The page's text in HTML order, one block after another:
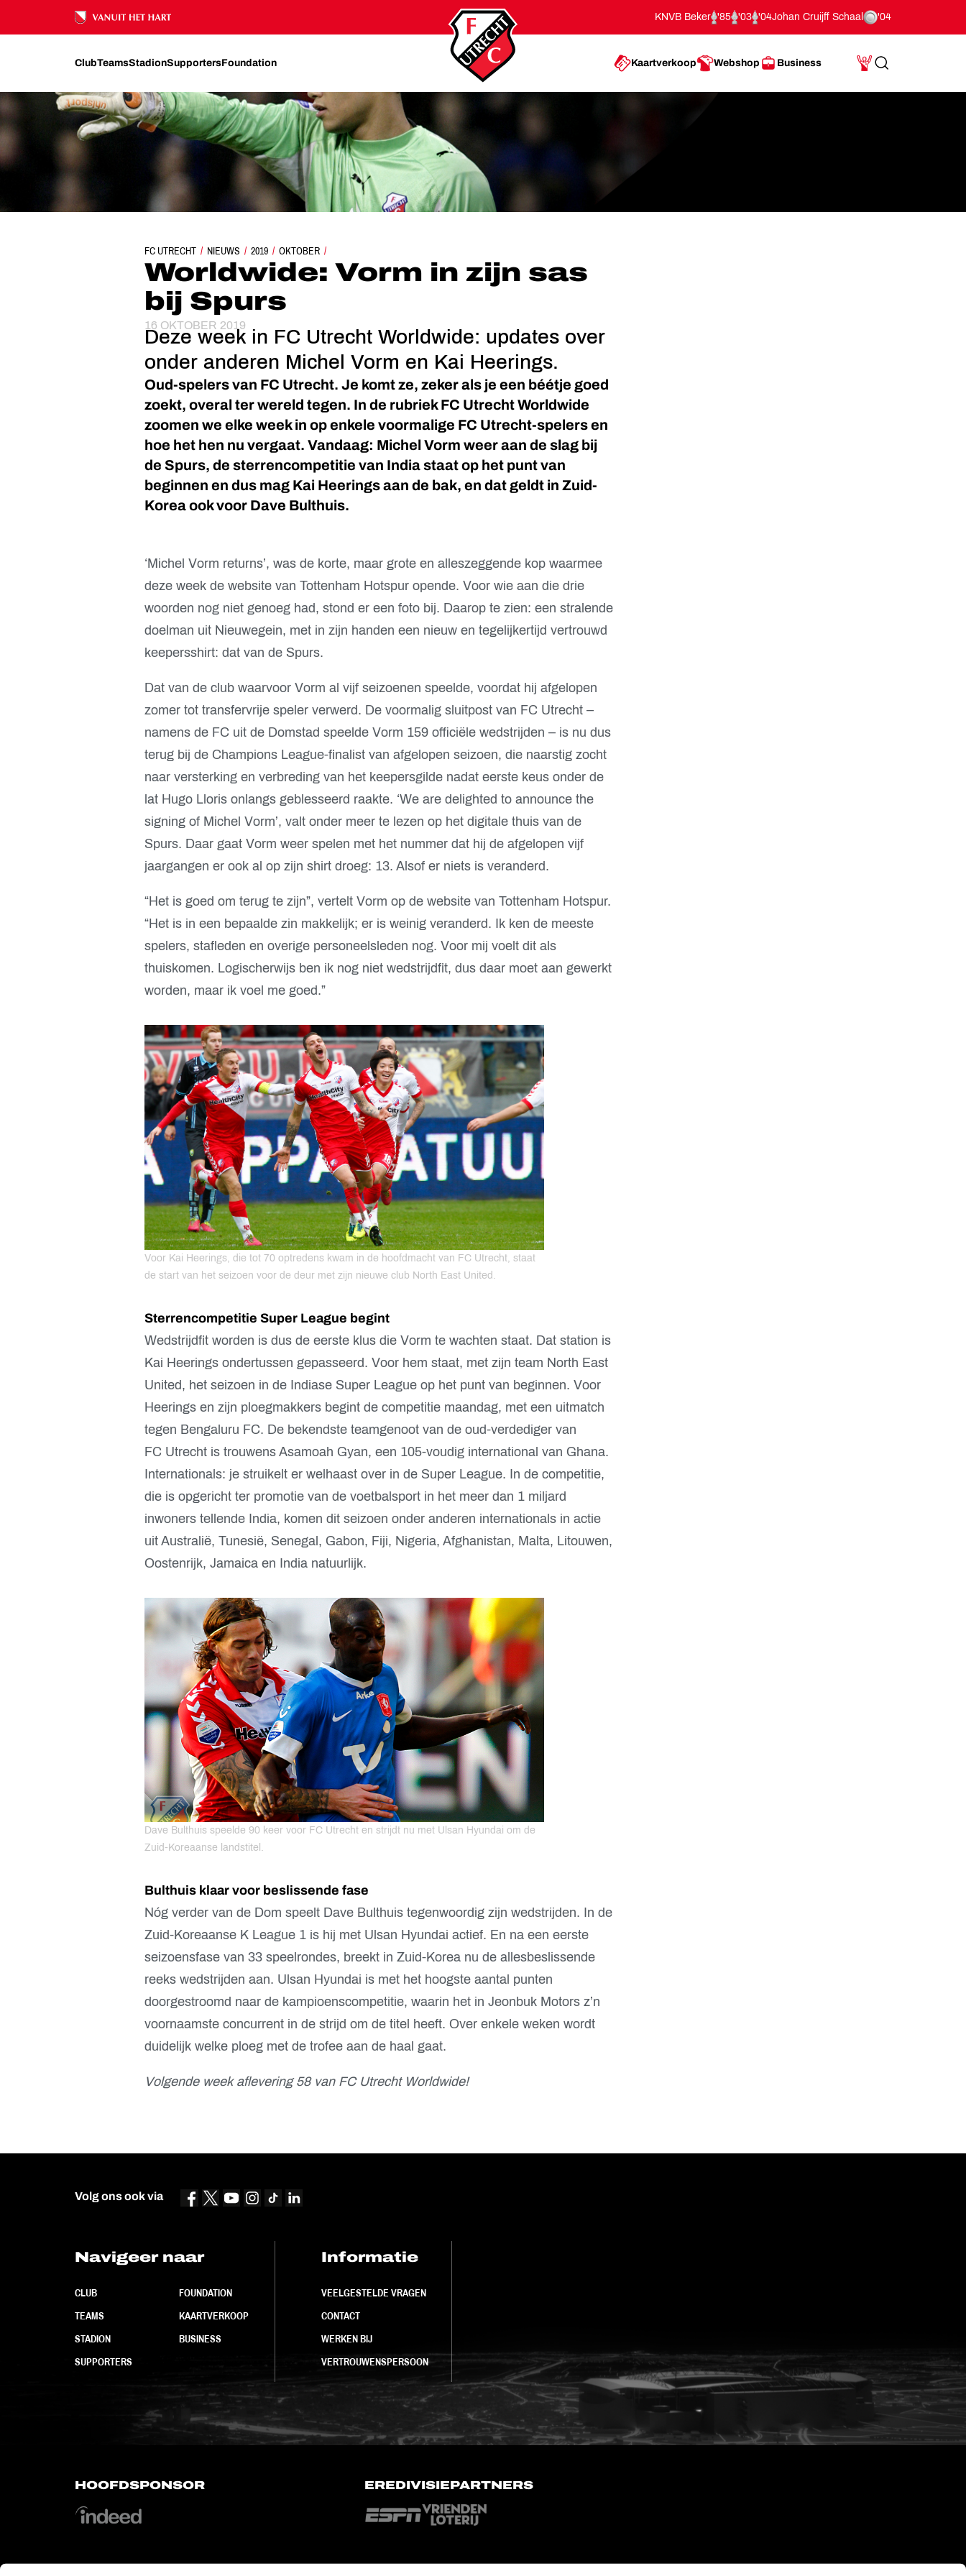
Ons nalatenschap
KNVB Beker '85 '03 '04Johan Cruijff Schaal '04
ClubTeamsStadionSupportersFoundation Kaartverkoop Webshop Business
Mijn Account
Search
FC UTRECHT NIEUWS 2019 OKTOBER
WORLDWIDE: VORM IN ZIJN SAS BIJ SPURS
Worldwide: Vorm in zijn sas
bij Spurs
16 OKTOBER 2019
Deze week in FC Utrecht Worldwide: updates over
onder anderen Michel Vorm en Kai Heerings.
Oud-spelers van FC Utrecht. Je komt ze, zeker als je een béétje goed
zoekt, overal ter wereld tegen. In de rubriek FC Utrecht Worldwide
zoomen we elke week in op enkele voormalige FC Utrecht-spelers en
hoe het hen nu vergaat. Vandaag: Michel Vorm weer aan de slag bij
de Spurs, de sterrencompetitie van India staat op het punt van
beginnen en dus mag Kai Heerings aan de bak, en dat geldt in Zuid-
Korea ook voor Dave Bulthuis.
‘Michel Vorm returns’, was de korte, maar grote en alleszeggende kop waarmee
deze week de website van Tottenham Hotspur opende. Voor wie aan die drie
woorden nog niet genoeg had, stond er een foto bij. Daarop te zien: een stralende
doelman uit Nieuwegein, met in zijn handen een nieuw en tegelijkertijd vertrouwd
keepersshirt: dat van de Spurs.
Dat van de club waarvoor Vorm al vijf seizoenen speelde, voordat hij afgelopen
zomer tot transfervrije speler verwerd. De voormalig sluitpost van FC Utrecht –
namens de FC uit de Domstad speelde Vorm 159 officiële wedstrijden – is nu dus
terug bij de Champions League-finalist van afgelopen seizoen, die naarstig zocht
naar versterking en verbreding van het keepersgilde nadat eerste keus onder de
lat Hugo Lloris onlangs geblesseerd raakte. ‘We are delighted to announce the
signing of Michel Vorm’, valt onder meer te lezen op het digitale thuis van de
Spurs. Daar gaat Vorm weer spelen met het nummer dat hij de afgelopen vijf
jaargangen er ook al op zijn shirt droeg: 13. Alsof er niets is veranderd.
“Het is goed om terug te zijn”, vertelt Vorm op de website van Tottenham Hotspur.
“Het is in een bepaalde zin makkelijk; er is weinig veranderd. Ik ken de meeste
spelers, stafleden en overige personeelsleden nog. Voor mij voelt dit als
thuiskomen. Logischerwijs ben ik nog niet wedstrijdfit, dus daar moet aan gewerkt
worden, maar ik voel me goed.”
Voor Kai Heerings, die tot 70 optredens kwam in de hoofdmacht van FC Utrecht, staat
de start van het seizoen voor de deur met zijn nieuwe club North East United.
Sterrencompetitie Super League begint
Wedstrijdfit worden is dus de eerste klus die Vorm te wachten staat. Dat station is
Kai Heerings ondertussen gepasseerd. Voor hem staat, met zijn team North East
United, het seizoen in de Indiase Super League op het punt van beginnen. Voor
Heerings en zijn ploegmakkers begint de competitie maandag, met een uitmatch
tegen Bengaluru FC. De bekendste teamgenoot van de oud-verdediger van
FC Utrecht is trouwens Asamoah Gyan, een 105-voudig international van Ghana.
Internationals: je struikelt er welhaast over in de Super League. In de competitie,
die is opgericht ter promotie van de voetbalsport in het meer dan 1 miljard
inwoners tellende India, komen dit seizoen onder anderen internationals in actie
uit Australië, Tunesië, Senegal, Gabon, Fiji, Nigeria, Afghanistan, Malta, Litouwen,
Oostenrijk, Jamaica en India natuurlijk.
Dave Bulthuis speelde 90 keer voor FC Utrecht en strijdt nu met Ulsan Hyundai om de
Zuid-Koreaanse landstitel.
Bulthuis klaar voor beslissende fase
Nóg verder van de Dom speelt Dave Bulthuis tegenwoordig zijn wedstrijden. In de
Zuid-Koreaanse K League 1 is hij met Ulsan Hyundai actief. En na een eerste
seizoensfase van 33 speelrondes, breekt in Zuid-Korea nu de allesbeslissende
reeks wedstrijden aan. Ulsan Hyundai is met het hoogste aantal punten
doorgestroomd naar de kampioenscompetitie, waarin het in Jeonbuk Motors z’n
voornaamste concurrent in de strijd om de titel heeft. Over enkele weken wordt
duidelijk welke ploeg met de trofee aan de haal gaat.
Volgende week aflevering 58 van FC Utrecht Worldwide!
Volg ons ook via
Navigeer naar
CLUB
TEAMS
STADION
SUPPORTERS
FOUNDATION
KAARTVERKOOP
BUSINESS
Informatie
VEELGESTELDE VRAGEN
CONTACT
WERKEN BIJ
VERTROUWENSPERSOON
HOOFDSPONSOR EREDIVISIEPARTNERS